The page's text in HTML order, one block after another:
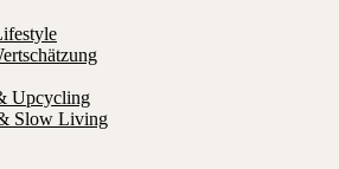
Upcycling
Slow Living